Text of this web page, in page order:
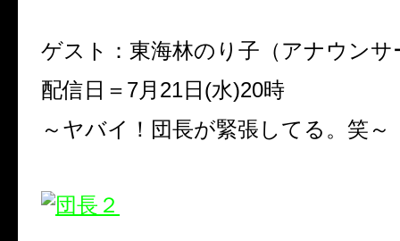
ゲスト： 東海林のり子（アナウンサ
配信日＝ 7月 21日 (水)20時
～ヤバイ！団長が緊張してる。笑～